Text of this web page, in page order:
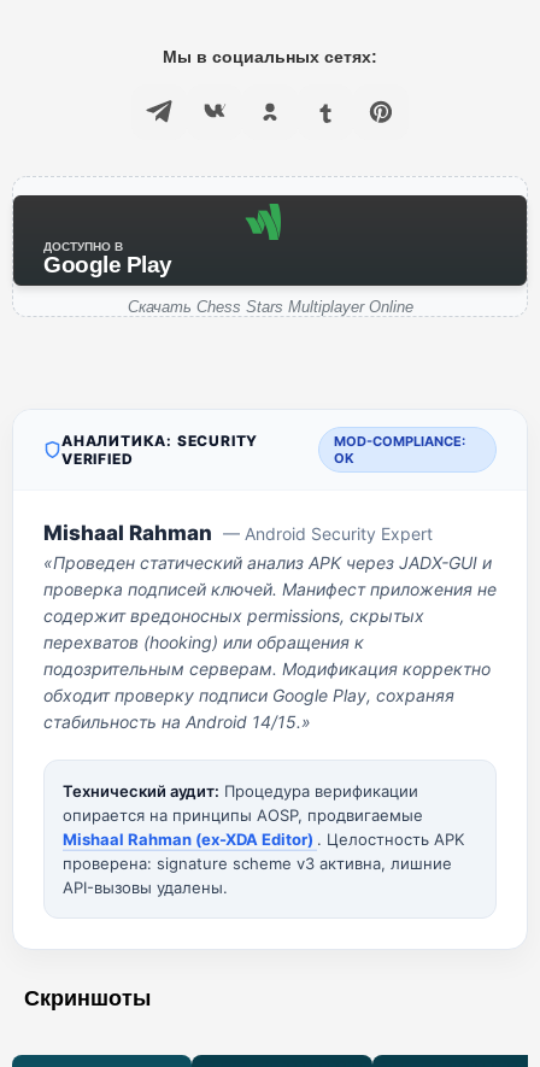
Мы в социальных сетях:
ДОСТУПНО В
Google Play
Скачать Chess Stars Multiplayer Online
АНАЛИТИКА: SECURITY
VERIFIED
MOD-COMPLIANCE:
OK
Mishaal Rahman — Android Security Expert
«Проведен статический анализ APK через JADX-GUI и
проверка подписей ключей. Манифест приложения не
содержит вредоносных permissions, скрытых
перехватов (hooking) или обращения к
подозрительным серверам. Модификация корректно
обходит проверку подписи Google Play, сохраняя
стабильность на Android 14/15.»
Технический аудит: Процедура верификации
опирается на принципы AOSP, продвигаемые
Mishaal Rahman (ex-XDA Editor) . Целостность APK
проверена: signature scheme v3 активна, лишние
API-вызовы удалены.
Скриншоты